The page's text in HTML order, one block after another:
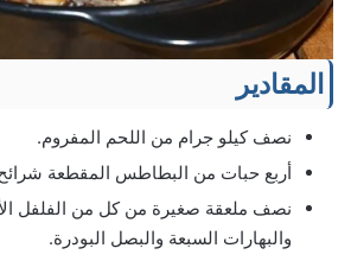
المقادير
نصف كيلو جرام من اللحم المفروم.
أربع حبات من البطاطس المقطعة
نصف ملعقة صغيرة من كل من الفلفل
والبهارات السبعة والبصل البودرة.